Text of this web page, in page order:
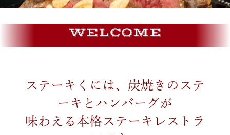
WELCOME
ステーキくには、炭焼きのステ
ーキとハンバーグが
味わえる本格ステーキレストラ